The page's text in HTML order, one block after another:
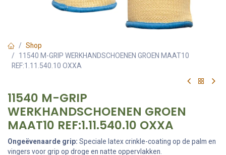
Shop
11540 M-GRIP WERKHANDSCHOENEN GROEN MAAT10
REF:1.11.540.10 OXXA
11540 M-GRIP
WERKHANDSCHOENEN GROEN
MAAT10 REF:1.11.540.10 OXXA
Ongeëvenaarde grip: Speciale latex crinkle-coating op de palm en
vingers voor grip op droge en natte oppervlakken.